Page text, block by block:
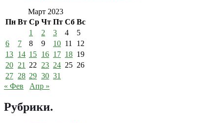
Март 2023
Пн Вт Ср Чт Пт Сб Вс
1
2 3 4
5
6
7 8 9 10 11
12
13 14 15 16 17 18 19
20 21 22 23 24 25 26
27 28 29 30 31
« Фев
Апр »
Рубрики.